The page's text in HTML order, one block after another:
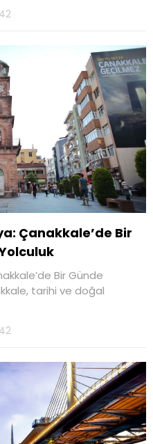
Çanakkale’de Bir
Bir Günde
tarihi ve doğal